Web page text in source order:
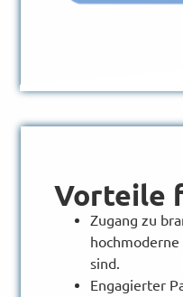
Vorteile
Zugang zu
sind.
Engagierter